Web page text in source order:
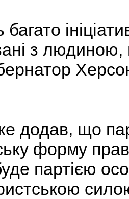
з
додав, що
форму
партією